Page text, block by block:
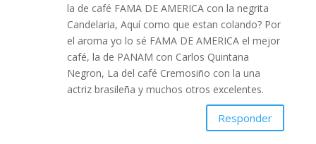
la de café FAMA DE AMERICA con la negrita
Candelaria, Aquí como que estan colando? Por
el aroma yo lo sé FAMA DE AMERICA el mejor
café, la de PANAM con Carlos Quintana
Negron, La del café Cremosiño con la una
actriz brasileña y muchos otros excelentes.
Responder